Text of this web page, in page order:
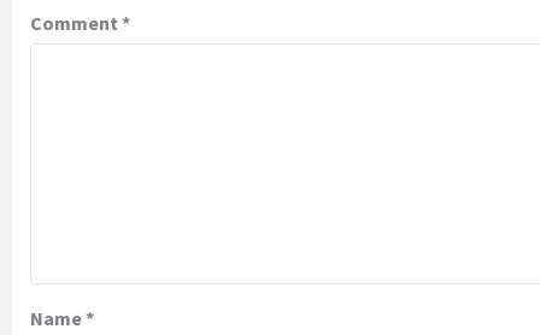
Comment *
Name*